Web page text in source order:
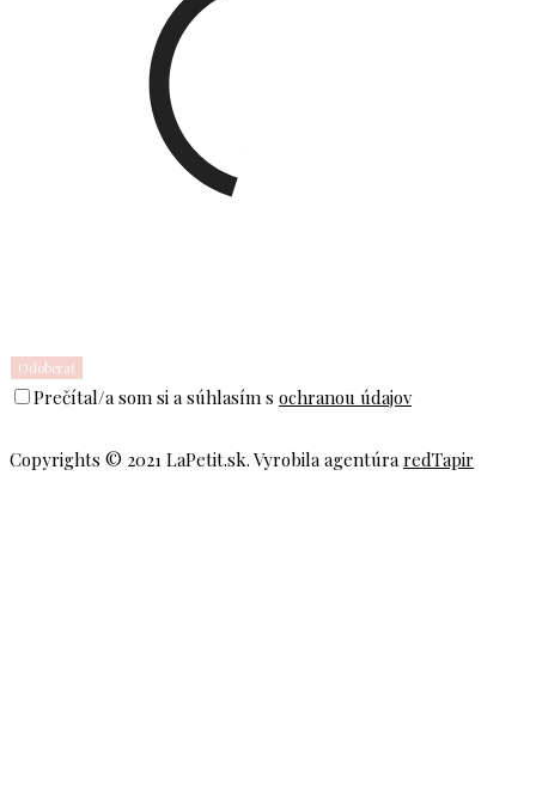
Prečítal/a som si a súhlasím s ochranou údajov
Copyrights © 2021 LaPetit.sk. Vyrobila agentúraredTapir